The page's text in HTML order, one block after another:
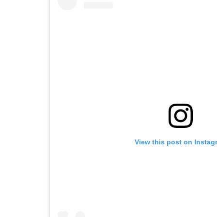
View this post on